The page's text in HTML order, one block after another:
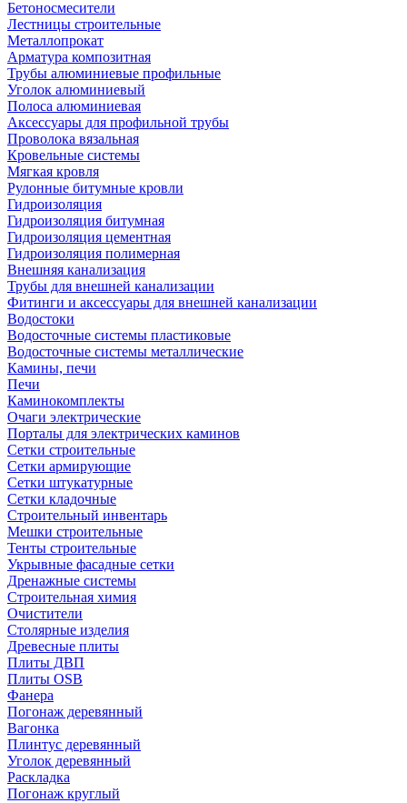
Бетоносмесители
Лестницы строительные
Металлопрокат
Арматура композитная
Трубы алюминиевые профильные
Уголок алюминиевый
Полоса алюминиевая
Аксессуары для профильной трубы
Проволока вязальная
Кровельные системы
Мягкая кровля
Рулонные битумные кровли
Гидроизоляция
Гидроизоляция битумная
Гидроизоляция цементная
Гидроизоляция полимерная
Внешняя канализация
Трубы для внешней канализации
Фитинги и аксессуары для внешней канализации
Водостоки
Водосточные системы пластиковые
Водосточные системы металлические
Камины, печи
Печи
Каминокомплекты
Очаги электрические
Порталы для электрических каминов
Сетки строительные
Сетки армирующие
Сетки штукатурные
Сетки кладочные
Строительный инвентарь
Мешки строительные
Тенты строительные
Укрывные фасадные сетки
Дренажные системы
Строительная химия
Очистители
Столярные изделия
Древесные плиты
Плиты ДВП
Плиты OSB
Фанера
Погонаж деревянный
Вагонка
Плинтус деревянный
Уголок деревянный
Раскладка
Погонаж круглый